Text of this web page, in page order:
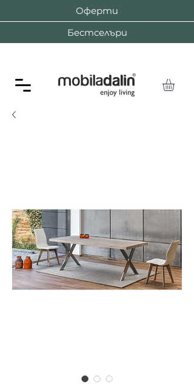
Оферти
Бестселъри